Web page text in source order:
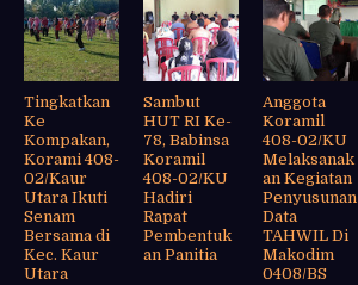
Tingkatkan
Ke
Kompakan,
Korami 408-
02/Kaur
Utara Ikuti
Senam
Bersama di
Kec. Kaur
Utara
Sambut
HUT RI Ke-
78, Babinsa
Koramil
408-02/KU
Hadiri
Rapat
Pembentuk
an Panitia
Anggota
Koramil
408-02/KU
Melaksanak
an Kegiatan
Penyusunan
Data
TAHWIL Di
Makodim
0408/BS